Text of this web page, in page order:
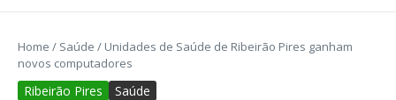
Home / Saúde / Unidades de Saúde de Ribeirão Pires ganham
novos computadores
Ribeirão Pires Saúde